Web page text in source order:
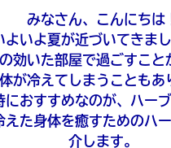
みなさん、こんにちは
よいよ夏が近づいてきまし
効いた部屋で過ごすこと
が冷えてしまうこともあ
におすすめなのが、ハーブ
えた身体を癒すためのハ
介します。